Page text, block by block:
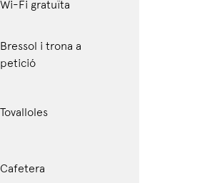
Wi-Fi gratuïta
Bressol i trona a
petició
Tovalloles
Cafetera